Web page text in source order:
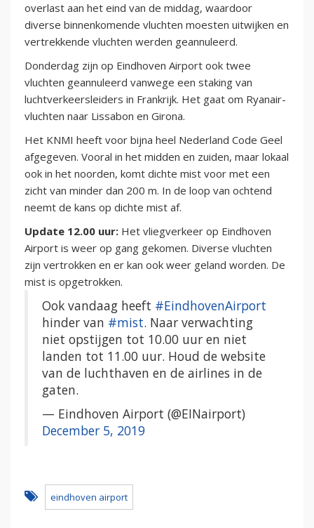
overlast aan het eind van de middag, waardoor
diverse binnenkomende vluchten moesten uitwijken en
vertrekkende vluchten werden geannuleerd.
Donderdag zijn op Eindhoven Airport ook twee
vluchten geannuleerd vanwege een staking van
luchtverkeersleiders in Frankrijk. Het gaat om Ryanair-
vluchten naar Lissabon en Girona.
Het KNMI heeft voor bijna heel Nederland Code Geel
afgegeven. Vooral in het midden en zuiden, maar lokaal
ook in het noorden, komt dichte mist voor met een
zicht van minder dan 200 m. In de loop van ochtend
neemt de kans op dichte mist af.
Update 12.00 uur: Het vliegverkeer op Eindhoven
Airport is weer op gang gekomen. Diverse vluchten
zijn vertrokken en er kan ook weer geland worden. De
mist is opgetrokken.
Ook vandaag heeft #EindhovenAirport
hinder van #mist. Naar verwachting
niet opstijgen tot 10.00 uur en niet
landen tot 11.00 uur. Houd de website
van de luchthaven en de airlines in de
gaten.
— Eindhoven Airport (@EINairport)
December 5, 2019
eindhoven airport